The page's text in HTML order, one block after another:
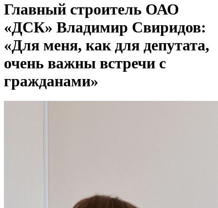
Главный строитель ОАО
«ДСК» Владимир Свиридов:
«Для меня, как для депутата,
очень важны встречи с
гражданами»